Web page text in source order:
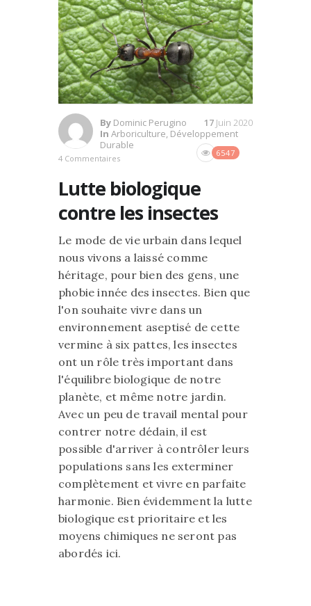
By Dominic Perugino
In Arboriculture Développement
Durable
4 Commentaires
6547
17 Juin 2020
Lutte biologique
contre les insectes
Le mode de vie urbain dans lequel
nous vivons a laissé comme
héritage, pour bien des gens, une
phobie innée des insectes. Bien que
l'on souhaite vivre dans un
environnement aseptisé de cette
vermine à six pattes, les insectes
ont un rôle très important dans
l'équilibre biologique de notre
planète, et même notre jardin.
Avec un peu de travail mental pour
contrer notre dédain, il est
possible d'arriver à contrôler leurs
populations sans les exterminer
complètement et vivre en parfaite
harmonie. Bien évidemment la lutte
biologique est prioritaire et les
moyens chimiques ne seront pas
abordés ici.